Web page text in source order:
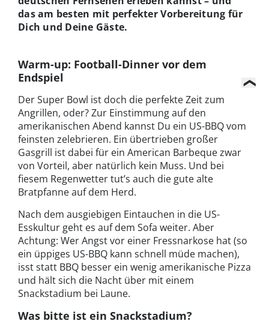
das am besten mit perfekter Vorbereitung für
Dich und Deine Gäste.
Warm-up: Football-Dinner vor dem
Endspiel
Der Super Bowl ist doch die perfekte Zeit zum
Angrillen, oder? Zur Einstimmung auf den
amerikanischen Abend kannst Du ein US-BBQ vom
feinsten zelebrieren. Ein übertrieben großer
Gasgrill ist dabei für ein American Barbeque zwar
von Vorteil, aber natürlich kein Muss. Und bei
fiesem Regenwetter tut’s auch die gute alte
Bratpfanne auf dem Herd.
Nach dem ausgiebigen Eintauchen in die US-
Esskultur geht es auf dem Sofa weiter. Aber
Achtung: Wer Angst vor einer Fressnarkose hat (so
ein üppiges US-BBQ kann schnell müde machen),
isst statt BBQ besser ein wenig amerikanische Pizza
und hält sich die Nacht über mit einem
Snackstadium bei Laune.
Was bitte ist ein Snackstadium?